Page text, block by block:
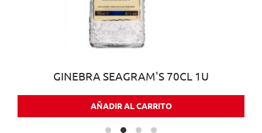
GINEBRA SEAGRAM'S 70CL 1U
AÑADIR AL CARRITO